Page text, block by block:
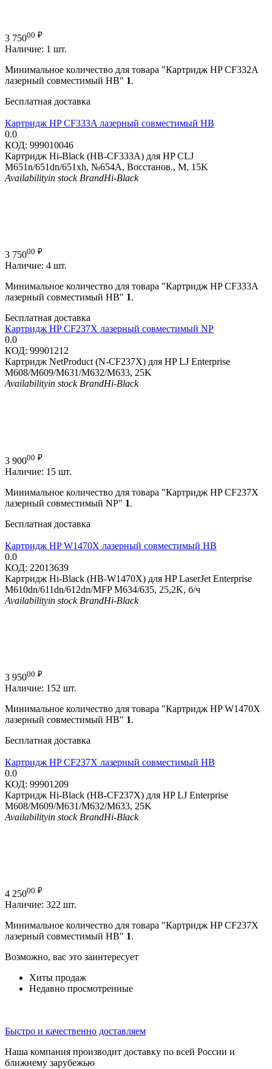
3 75000 ₽
Наличие: 1 шт.
Минимальное количество для товара "Картридж HP CF332A
лазерный совместимый HB" 1.
Бесплатная доставка
Картридж HP CF333A лазерный совместимый HB
0.0
КОД: 999010046
Картридж Hi-Black (HB-CF333A) для HP CLJ
M651n/651dn/651xh, №654A, Восстанов., M, 15K
Availabilityin stock BrandHi-Black
3 75000 ₽
Наличие: 4 шт.
Минимальное количество для товара "Картридж HP CF333A
лазерный совместимый HB" 1.
Бесплатная доставка
Картридж HP CF237X лазерный совместимый NP
0.0
КОД: 99901212
Картридж NetProduct (N-CF237X) для HP LJ Enterprise
M608/M609/M631/M632/M633, 25K
Availabilityin stock BrandHi-Black
3 90000 ₽
Наличие: 15 шт.
Минимальное количество для товара "Картридж HP CF237X
лазерный совместимый NP" 1.
Бесплатная доставка
Картридж HP W1470X лазерный совместимый HB
0.0
КОД: 22013639
Картридж Hi-Black (HB-W1470X) для HP LaserJet Enterprise
M610dn/611dn/612dn/MFP M634/635, 25,2K, б/ч
Availabilityin stock BrandHi-Black
3 95000 ₽
Наличие: 152 шт.
Минимальное количество для товара "Картридж HP W1470X
лазерный совместимый HB" 1.
Бесплатная доставка
Картридж HP CF237X лазерный совместимый HB
0.0
КОД: 99901209
Картридж Hi-Black (HB-CF237X) для HP LJ Enterprise
M608/M609/M631/M632/M633, 25K
Availabilityin stock BrandHi-Black
4 25000 ₽
Наличие: 322 шт.
Минимальное количество для товара "Картридж HP CF237X
лазерный совместимый HB" 1.
Возможно, вас это заинтересует
Хиты продаж
Недавно просмотренные
Быстро и качественно доставляем
Наша компания производит доставку по всей России и
ближнему зарубежью